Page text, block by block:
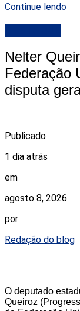
Continue lendo
Nelter
Federação
disputa
Publicado
1 dia atrás
em
agosto 8, 2026
por
Redação do blog
O deputado
Queiroz